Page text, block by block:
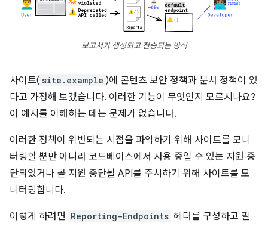
보고서가 생성되고 전송되는 방식
사이트( site.example )에 콘텐츠 보안 정책과 문서 정책이 있
다고 가정해 보겠습니다. 이러한 기능이 무엇인지 모르시나요?
이 예시를 이해하는 데는 문제가 없습니다.
이러한 정책이 위반되는 시점을 파악하기 위해 사이트를 모니
터링할 뿐만 아니라 코드베이스에서 사용 중일 수 있는 지원 중
단되었거나 곧 지원 중단될 API를 주시하기 위해 사이트를 모
니터링합니다.
이렇게 하려면 Reporting-Endpoints 헤더를 구성하고 필